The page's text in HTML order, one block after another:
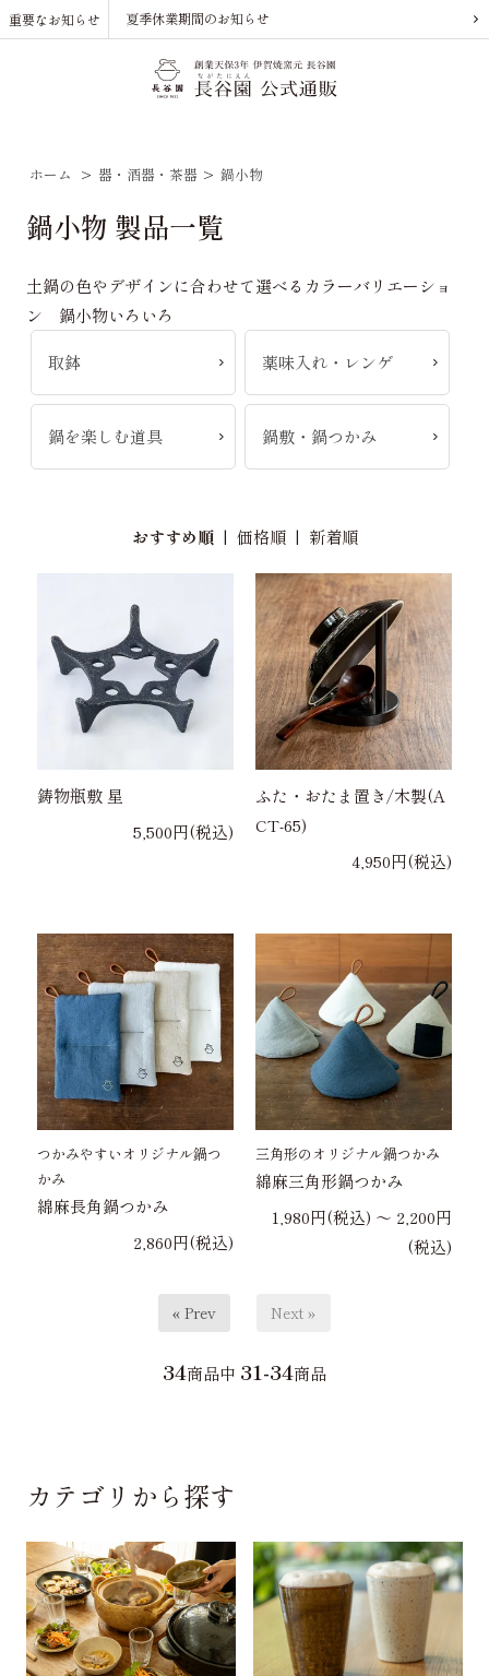
重要なお知らせ 夏季休業期間のお知らせ
ホーム > 器・酒器・茶器 > 鍋小物
鍋小物 製品一覧
土鍋の色やデザインに合わせて選べるカラーバリエーショ
ン 鍋小物いろいろ
取鉢 薬味入れ・レンゲ
鍋を楽しむ道具 鍋敷・鍋つかみ
おすすめ順| 価格順| 新着順
鋳物瓶敷 星
5,500円(税込)
ふた・おたま置き/木製(A
CT-65)
4,950円(税込)
つかみやすいオリジナル鍋つ
かみ
綿麻長角鍋つかみ
2,860円(税込)
三角形のオリジナル鍋つかみ
綿麻三角形鍋つかみ
1,980円(税込) 〜 2,200円
(税込)
« Prev Next »
34商品中 31-34商品
カテゴリから探す